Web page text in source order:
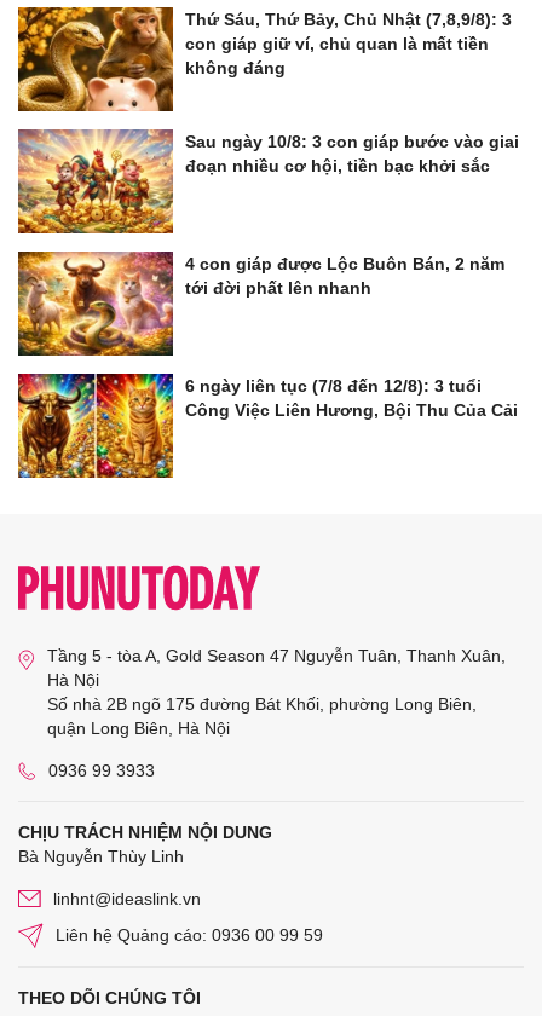
Thứ Sáu, Thứ Bảy, Chủ Nhật (7,8,9/8): 3
con giáp giữ ví, chủ quan là mất tiền
không đáng
Sau ngày 10/8: 3 con giáp bước vào giai
đoạn nhiều cơ hội, tiền bạc khởi sắc
4 con giáp được Lộc Buôn Bán, 2 năm
tới đời phất lên nhanh
6 ngày liên tục (7/8 đến 12/8): 3 tuổi
Công Việc Liên Hương, Bội Thu Của Cải
Tầng 5 - tòa A, Gold Season 47 Nguyễn Tuân, Thanh Xuân,
Hà Nội
Số nhà 2B ngõ 175 đường Bát Khối, phường Long Biên,
quận Long Biên, Hà Nội
0936 99 3933
CHỊU TRÁCH NHIỆM NỘI DUNG
Bà Nguyễn Thùy Linh
linhnt@ideaslink.vn
Liên hệ Quảng cáo: 0936 00 99 59
THEO DÕI CHÚNG TÔI